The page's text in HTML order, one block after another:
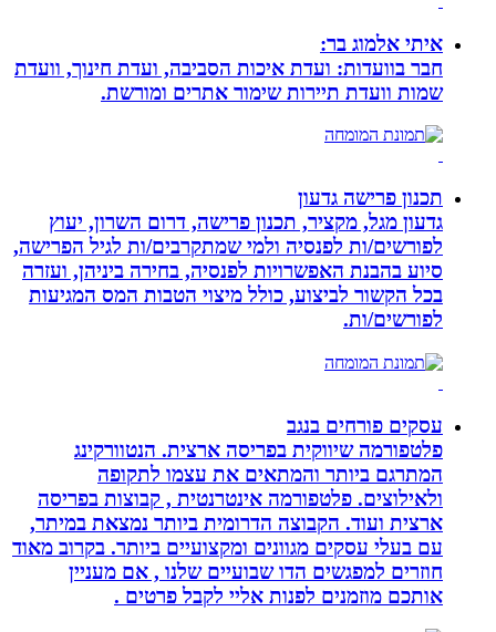
איתי אלמוג בר:
חבר בוועדות: ועדת איכות הסביבה, ועדת חינוך, וועדת
שמות וועדת תיירות שימור אתרים ומורשת.
תכנון פרישה גדעון
גדעון מגל, מקציר, תכנון פרישה, דרום השרון, יעוץ
לפורשים/ות לפנסיה ולמי שמתקרבים/ות לגיל הפרישה,
סיוע בהבנת האפשרויות לפנסיה, בחירה ביניהן, ועזרה
בכל הקשור לביצוע, כולל מיצוי הטבות המס המגיעות
לפורשים/ות.
עסקים פורחים בנגב
פלטפורמה שיווקית בפריסה ארצית. הנטוורקינג
המתרגם ביותר והמתאים את עצמו לתקופה
ולאילוצים. פלטפורמה אינטרנטית , קבוצות בפריסה
ארצית ועוד. הקבוצה הדרומית ביותר נמצאת במיתר,
עם בעלי עסקים מגוונים ומקצועיים ביותר. בקרוב מאוד
חוזרים למפגשים הדו שבועיים שלנו , אם מעניין
אותכם מוזמנים לפנות אליי לקבל פרטים .